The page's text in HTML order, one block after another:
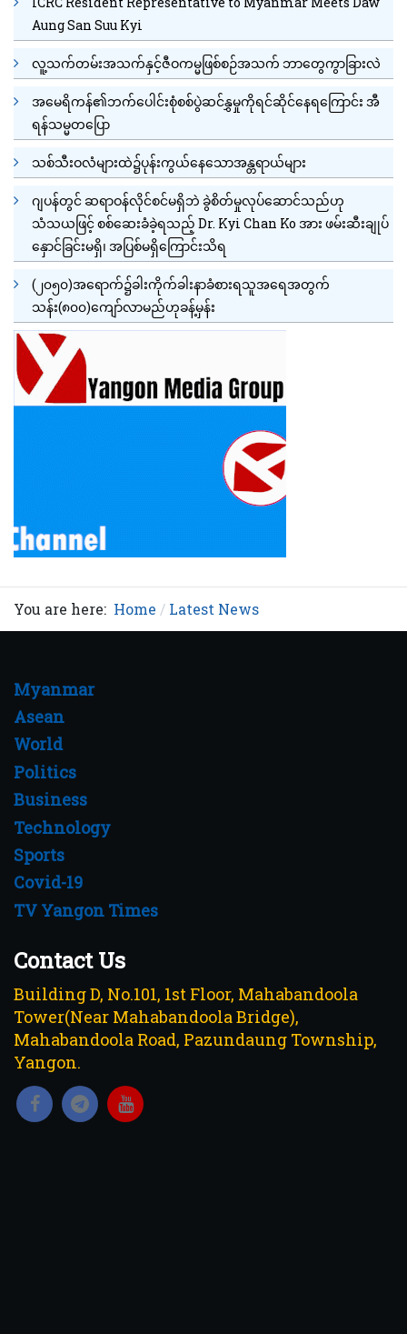
Aung San Suu Kyi
လူ့သက်တမ်းအသက်နှင့်ဇီဝကမ္မဖြစ်စဉ်အသက် ဘာတွေကွာခြားလဲ
အမေရိကန်၏ဘက်ပေါင်းစုံစစ်ပွဲဆင်နွှမှုကိုရင်ဆိုင်နေရကြောင်း အီ
ရန်သမ္မတပြော
သစ်သီးဝလံများထဲ၌ပုန်းကွယ်နေသောအန္တရာယ်များ
ဂျပန်တွင် ဆရာဝန်လိုင်စင်မရှိဘဲ ခွဲစိတ်မှုလုပ်ဆောင်သည်ဟု
သံသယဖြင့် စစ်ဆေးခံခဲ့ရသည့် Dr. Kyi Chan Ko အား ဖမ်းဆီးချုပ်
နှောင်ခြင်းမရှိ၊ အပြစ်မရှိကြောင်းသိရ
(၂၀၅၀)အရောက်၌ခါးကိုက်ခါးနာခံစားရသူအရေအတွက်
သန်း(၈၀၀)ကျော်လာမည်ဟုခန့်မှန်း
You are here: Home Latest News
Myanmar
Asean
World
Politics
Business
Technology
Sports
Covid-19
TV Yangon Times
Contact Us
Building D, No.101, 1st Floor, Mahabandoola
Tower(Near Mahabandoola Bridge),
Mahabandoola Road, Pazundaung Township,
Yangon.